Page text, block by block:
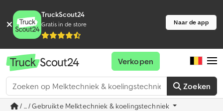
TruckScout24
Gratis in de store Naar de app
Zoeken
Verkopen
/ ... / Gebruikte Melktechniek & koelingstechniek